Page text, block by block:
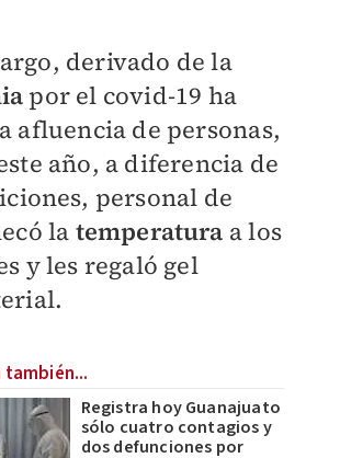
derivado de la
por el covid-19 ha
afluencia de personas,
año, a diferencia de
personal de
la temperatura a los
y les regaló gel
también...
Registra hoy Guanajuato
sólo cuatro contagios y
dos defunciones por